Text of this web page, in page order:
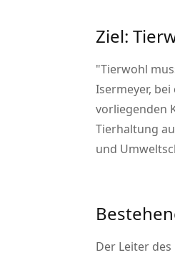
Ziel:
Tierwohl
Isermeyer,
vorliegenden
Tierhaltung
und
Der Leiter